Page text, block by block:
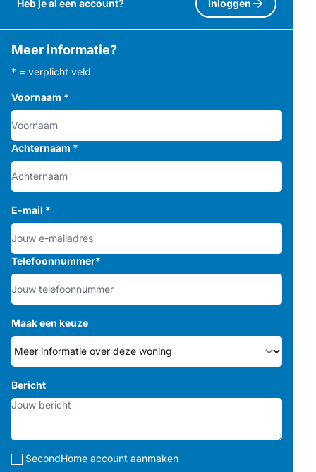
Heb je al een account? Inloggen
Meer informatie?
* = verplicht veld
Voornaam *
Achternaam *
E-mail *
Telefoonnummer*
Maak een keuze
Bericht
SecondHome account aanmaken